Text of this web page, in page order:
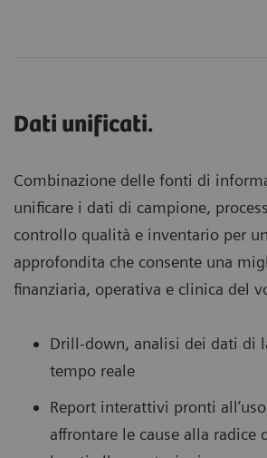
Dati unificati.
Combinazione delle fonti di
unificare i dati di campione,
controllo qualità e inventario per
approfondita che consente una
finanziaria, operativa e clinica del
Drill-down, analisi dei dati di
tempo reale
Report interattivi pronti
affrontare le cause alla radice